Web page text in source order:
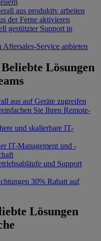
aus produktiv arbeiten
der Ferne aktivieren
gestützter Support in
Aftersales-Service anbieten
Beliebte Lösungen
aus auf Geräte zugreifen
Sie Ihren Remote-
und skalierbare IT-
IT-Management und -
und Support
30% Rabatt auf
Lösungen